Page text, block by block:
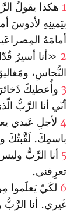
1 هكذا يقولُ
بيَمينِهِ لأدوسَ
أمامَهُ
2 «أنا أسيرُ
النُّحاسِ،
3 وأُعطيكَ
أنّي أنا الرَّبُّ
4 لأجلِ عَبدي
باسمِكَ. لَقَّبتُكَ
5 أنا الرَّبُّ
تعرِفني.
6 لكَيْ
غَيري. أنا